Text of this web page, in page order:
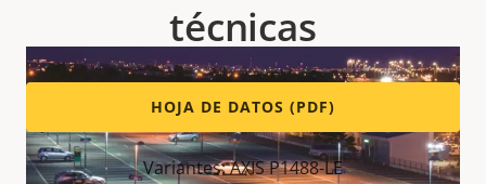
técnicas
HOJA DE DATOS (PDF)
Variantes: AXIS P1488-LE